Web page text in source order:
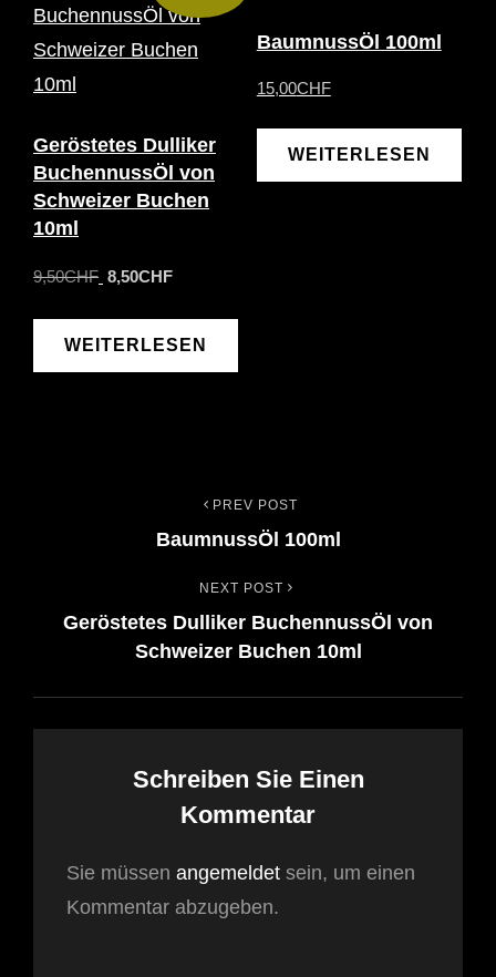
Geröstetes Dulliker
BuchennussÖl von
Schweizer Buchen
10ml
9,50CHF Ursprünglicher
9,50CHF
8,50CHF
8,50CHF.
WEITERLESEN
BaumnussÖl 100ml
15,00CHF
WEITERLESEN
Navigation
PREV POST
BaumnussÖl 100ml
Post
NEXT POST
Geröstetes Dulliker BuchennussÖl von
Schweizer Buchen 10ml
Schreiben Sie Einen
Kommentar
Sie müssen angemeldet sein, um einen
Kommentar abzugeben.